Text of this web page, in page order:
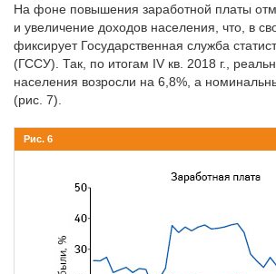
На фоне повышения заработной платы
и увеличение доходов населения, что, в
фиксирует Государственная служба
(ГССУ). Так, по итогам IV кв. 2018 г.,
населения возросли на 6,8%, а
(рис. 7).
Рис. 6